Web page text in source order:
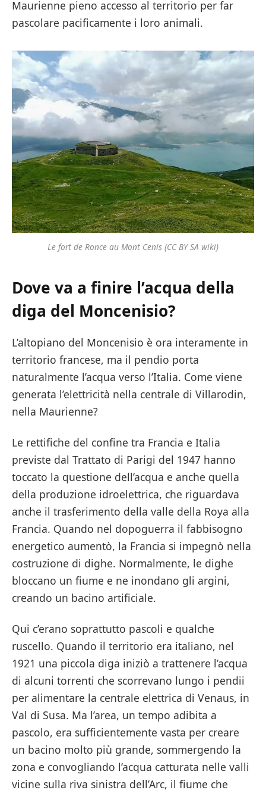
Maurienne pieno accesso al territorio per far
pascolare pacificamente i loro animali.
Le fort de Ronce au Mont Cenis (CC BY SA wiki)
Dove va a finire l’acqua della
diga del Moncenisio?
L’altopiano del Moncenisio è ora interamente in
territorio francese, ma il pendio porta
naturalmente l’acqua verso l’Italia. Come viene
generata l’elettricità nella centrale di Villarodin,
nella Maurienne?
Le rettifiche del confine tra Francia e Italia
previste dal Trattato di Parigi del 1947 hanno
toccato la questione dell’acqua e anche quella
della produzione idroelettrica, che riguardava
anche il trasferimento della valle della Roya alla
Francia. Quando nel dopoguerra il fabbisogno
energetico aumentò, la Francia si impegnò nella
costruzione di dighe. Normalmente, le dighe
bloccano un fiume e ne inondano gli argini,
creando un bacino artificiale.
Qui c’erano soprattutto pascoli e qualche
ruscello. Quando il territorio era italiano, nel
1921 una piccola diga iniziò a trattenere l’acqua
di alcuni torrenti che scorrevano lungo i pendii
per alimentare la centrale elettrica di Venaus, in
Val di Susa. Ma l’area, un tempo adibita a
pascolo, era sufficientemente vasta per creare
un bacino molto più grande, sommergendo la
zona e convogliando l’acqua catturata nelle valli
vicine sulla riva sinistra dell’Arc, il fiume che